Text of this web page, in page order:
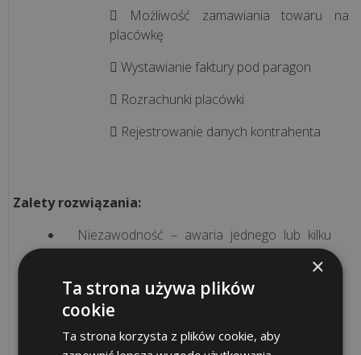
na
żądanie:
Kompleksowy
przewodnik
skutecznie
 Możliwość zamawiania towaru na
placówkę
 Wystawianie faktury pod paragon
 Rozrachunki placówki
 Rejestrowanie danych kontrahenta
Zalety rozwiązania:
Niezawodność – awaria jednego lub kilku
elementów systemu nie zakłóci pracy
pozostałych elementów rozproszonej
struktury z autonomicznymi placówkami.
Ciągłość pracy – zastosowanie kasy fiskalnej
jako końcówki wykonawczej zapewnia ciągłość
sprzedaży pomimo awarii centralnego systemu
×
Ta strona używa plików
cookie
Ta strona korzysta z plików cookie, aby